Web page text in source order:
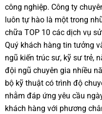
công nghiệp. Công ty
luôn tự hào là một trong
chữa TOP 10 các dịch vụ
Quý khách hàng tin tưởng
ngũ kiến trúc sư, kỹ sư trẻ,
đội ngũ chuyên gia nhiều
bộ kỹ thuật có trình độ
nhằm đáp ứng yêu cầu
khách hàng với phương